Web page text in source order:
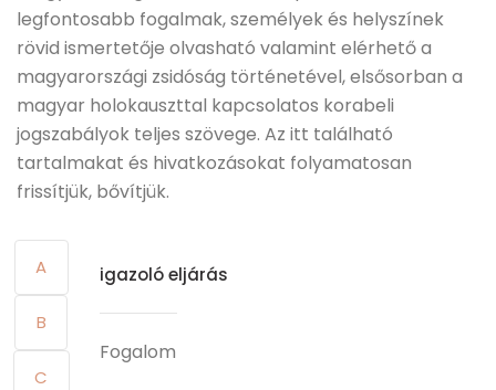
legfontosabb fogalmak, személyek és helyszínek
rövid ismertetője olvasható valamint elérhető a
magyarországi zsidóság történetével, elsősorban a
magyar holokauszttal kapcsolatos korabeli
jogszabályok teljes szövege. Az itt található
tartalmakat és hivatkozásokat folyamatosan
frissítjük, bővítjük.
A
B
C
igazoló eljárás
Fogalom